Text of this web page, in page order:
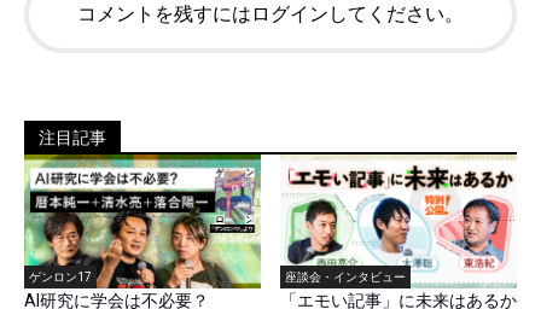
コメントを残すにはログインしてください。
注目記事
ゲンロン17
AI研究に学会は不必要？
座談会・インタビュー
「エモい記事」に未来はあるか